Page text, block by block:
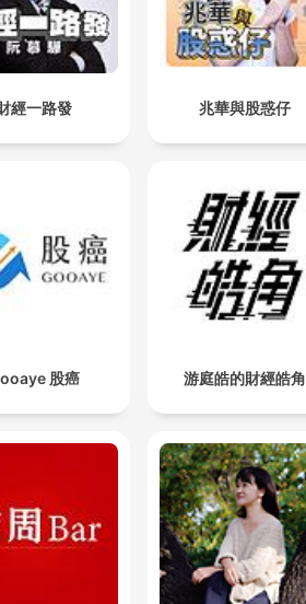
經一路發 兆華與股惑仔
股癌 游庭皓的財經皓角